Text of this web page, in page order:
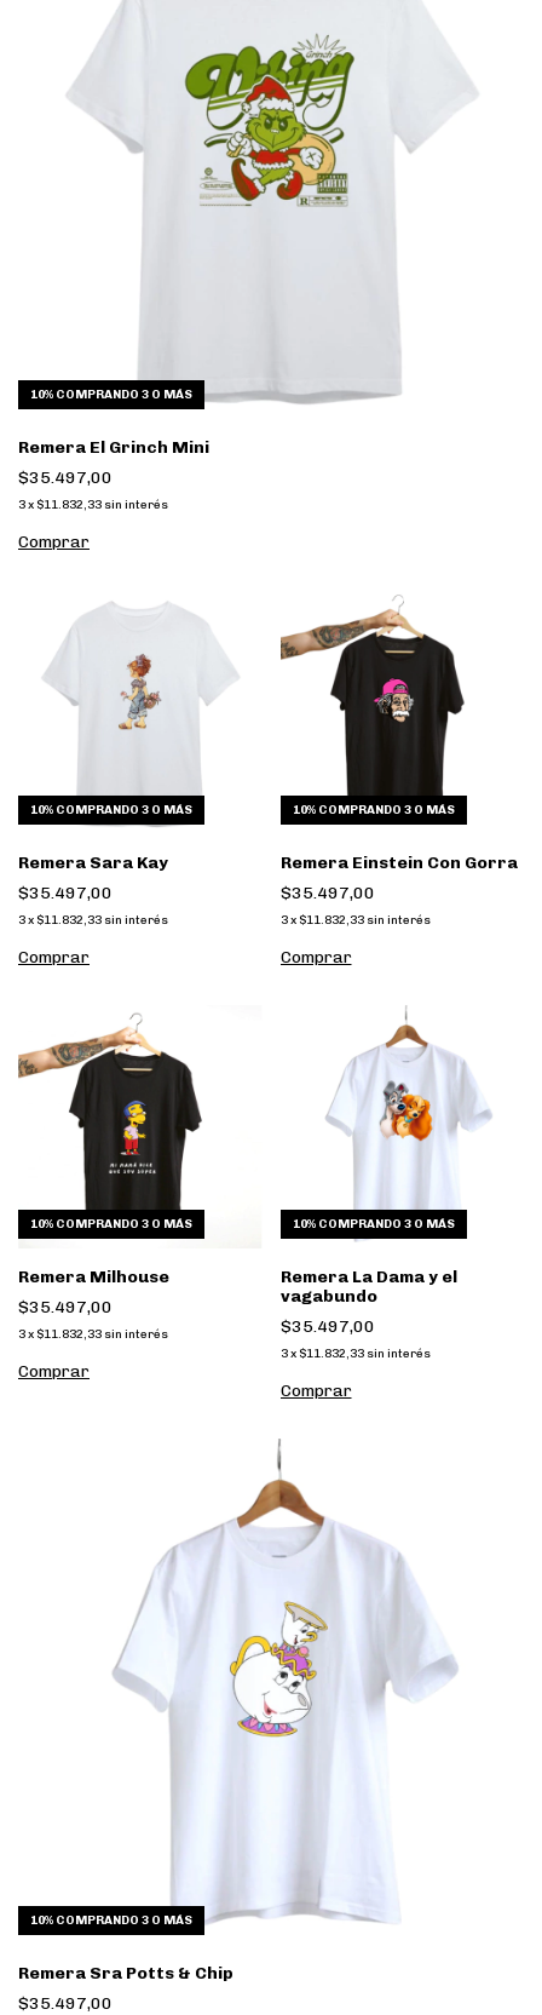
10% COMPRANDO 3 O MÁS
Remera El Grinch Mini
$35.497,00
3x $11.832,33 sin interés
Comprar
10% COMPRANDO 3 O MÁS
Remera Sara Kay
$35.497,00
3x $11.832,33 sin interés
Comprar
10% COMPRANDO 3 O MÁS
Remera Einstein Con Gorra
$35.497,00
3 x $11.832,33 sin interés
Comprar
10% COMPRANDO 3 O MÁS
Remera Milhouse
$35.497,00
3x $11.832,33 sin interés
Comprar
10% COMPRANDO 3 O MÁS
Remera La Dama y el
vagabundo
$35.497,00
3 x $11.832,33 sin interés
Comprar
10% COMPRANDO 3 O MÁS
Remera Sra Potts & Chip
$35.497,00